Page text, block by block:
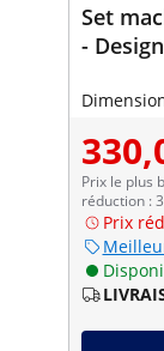
Set
-
Prix le plus
réduction :
Prix